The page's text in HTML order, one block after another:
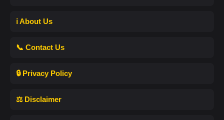
ℹ️ About Us
📞 Contact Us
🔒 Privacy Policy
⚖️ Disclaimer